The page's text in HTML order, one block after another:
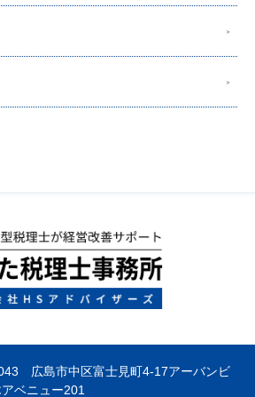
広島市中区富士見町4-17アーバンビ
ベニュー201